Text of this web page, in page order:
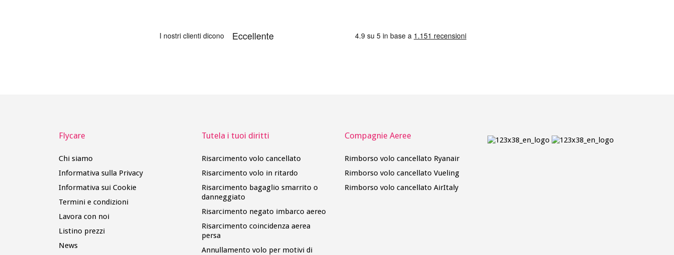
Flycare
Chi siamo
Informativa sulla Privacy
Informativa sui Cookie
Termini e condizioni
Lavora con noi
Listino prezzi
News
Tutela i tuoi diritti
Risarcimento volo cancellato
Risarcimento volo in ritardo
Risarcimento bagaglio smarrito o
danneggiato
Risarcimento negato imbarco aereo
Risarcimento coincidenza aerea
persa
Annullamento volo per motivi di
Compagnie Aeree
Rimborso volo cancellato Ryanair
Rimborso volo cancellato Vueling
Rimborso volo cancellato AirItaly